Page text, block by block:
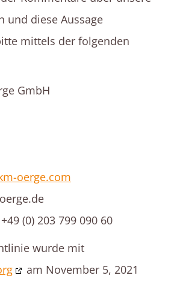
und diese Aussage
mittels der folgenden
GmbH
oerge.com
(0) 203 799 090 60
wurde mit
am November 5, 2021